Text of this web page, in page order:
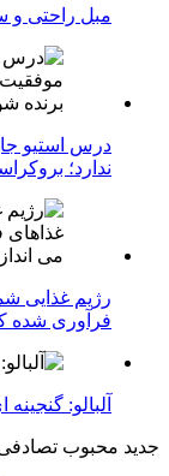
مبل راحتی و
درس استیو
ندارد؛
رژیم غذایی
فرآوری شده
آلبالو:
جدید محبوب